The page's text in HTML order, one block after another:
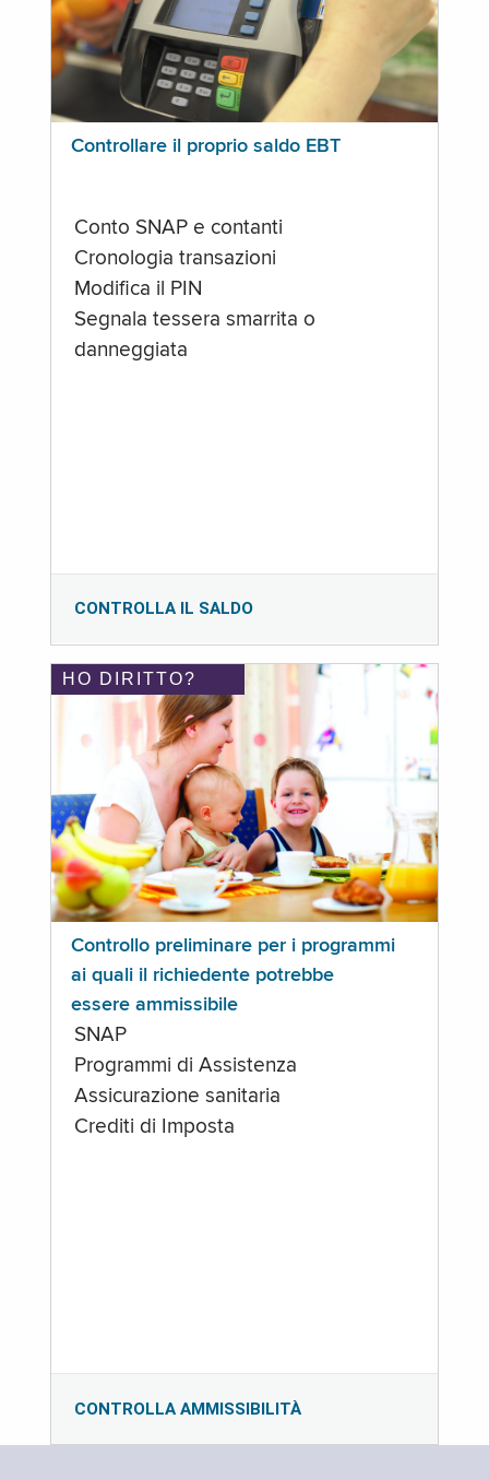
Controllare il proprio saldo EBT
Conto SNAP e contanti
Cronologia transazioni
Modifica il PIN
Segnala tessera smarrita o
danneggiata
CONTROLLA IL SALDO
HO DIRITTO?
Controllo preliminare per i programmi
ai quali il richiedente potrebbe
essere ammissibile
SNAP
Programmi di Assistenza
Assicurazione sanitaria
Crediti di Imposta
CONTROLLA AMMISSIBILITÀ